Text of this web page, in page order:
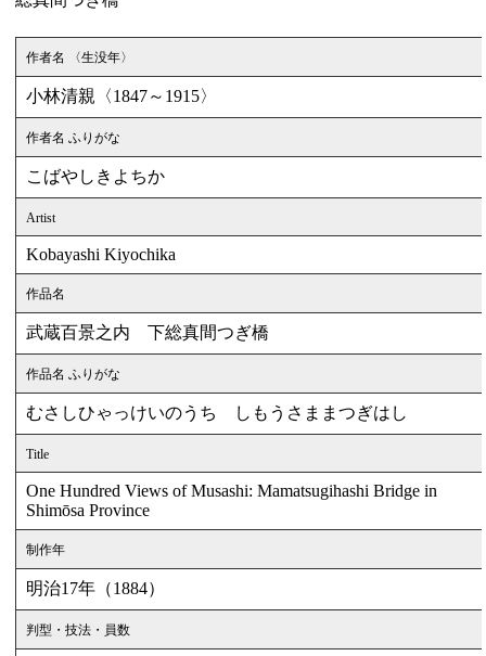
作者名 〈生没年〉
小林清親〈1847～1915〉
作者名 ふりがな
こばやしきよちか
Artist
Kobayashi Kiyochika
作品名
武蔵百景之内 下総真間つぎ橋
作品名 ふりがな
むさしひゃっけいのうち しもうさままつぎはし
Title
One Hundred Views of Musashi: Mamatsugihashi Bridge in
Shimōsa Province
制作年
明治17年（1884）
判型・技法・員数